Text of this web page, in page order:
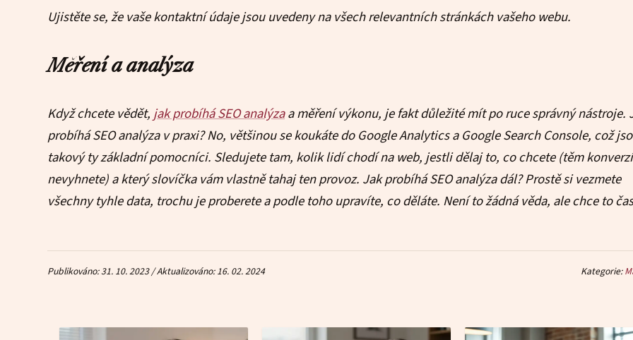
Ujistěte se, že vaše kontaktní údaje jsou uvedeny na všech relevantních stránkách vašeho webu.
Měření a analýza
Když chcete vědět, jak probíhá SEO analýzaa měření výkonu, je fakt důležité mít po ruce správný nástroje.
probíhá SEO analýza v praxi? No, většinou se koukáte doGoogle AnalyticsaGoogle Search Console, což
takový ty základní pomocníci. Sledujete tam, kolik lidí chodí na web, jestli dělaj to, co chcete (těm
nevyhnete) a který slovíčka vám vlastně tahaj ten provoz. Jak probíhá SEO analýza dál? Prostě si vezmete
všechny tyhle data, trochu je proberete a podle toho upravíte, co děláte. Není to žádná věda, ale chce to
Publikováno: 31. 10. 2023 / Aktualizováno: 16. 02. 2024 Kategorie: